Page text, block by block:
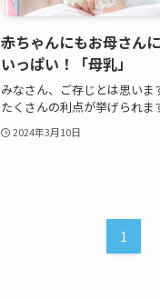
赤ちゃんにもお母さん
いっぱい！「母乳」
みなさん、ご存じとは思いま
たくさんの利点が挙げられま
2024年3月10日
1